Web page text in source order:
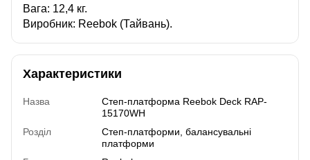
Вага: 12,4 кг.
Виробник: Reebok (Тайвань).
Характеристики
Назва
Степ-платформа Reebok Deck RAP-
15170WH
Розділ
Степ-платформи, балансувальні
платформи